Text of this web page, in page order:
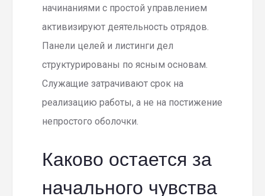
начинаниями с простой управлением
активизируют деятельность отрядов.
Панели целей и листинги дел
структурированы по ясным основам.
Служащие затрачивают срок на
реализацию работы, а не на постижение
непростого оболочки.
Каково остается за
начального чувства